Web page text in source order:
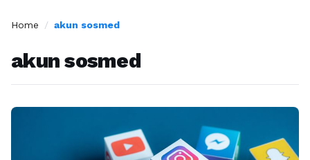
Home / akun sosmed
akun sosmed